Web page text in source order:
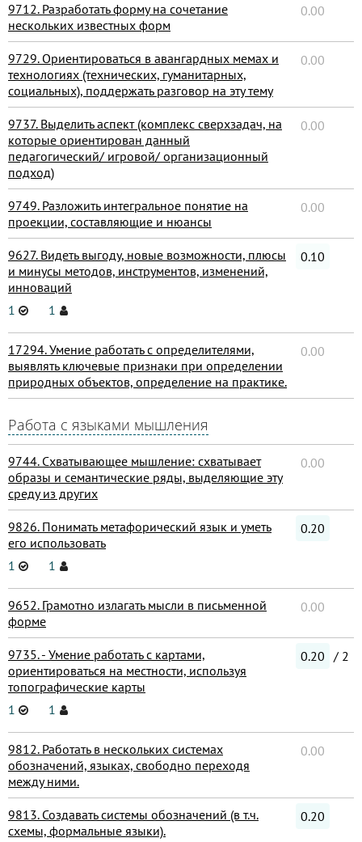
9712. Разработать форму на сочетание
нескольких известных форм
0.00
9729. Ориентироваться в авангардных мемах и
технологиях (технических, гуманитарных,
социальных), поддержать разговор на эту тему
0.00
9737. Выделить аспект (комплекс сверхзадач, на
которые ориентирован данный
педагогический/ игровой/ организационный
подход)
0.00
9749. Разложить интегральное понятие на
проекции, составляющие и нюансы
0.00
9627. Видеть выгоду, новые возможности, плюсы
и минусы методов, инструментов, изменений,
инноваций
1
1
0.10
17294. Умение работать с определителями,
выявлять ключевые признаки при определении
природных объектов, определение на практике.
0.00
Работа с языками мышления
9744. Схватывающее мышление: схватывает
образы и семантические ряды, выделяющие эту
среду из других
0.00
9826. Понимать метафорический язык и уметь
его использовать
1
1
0.20
9652. Грамотно излагать мысли в письменной
форме
0.00
9735. - Умение работать с картами,
ориентироваться на местности, используя
топографические карты
1
1
0.20 / 2
9812. Работать в нескольких системах
обозначений, языках, свободно переходя
между ними.
0.00
9813. Создавать системы обозначений (в т.ч.
схемы, формальные языки).
0.20